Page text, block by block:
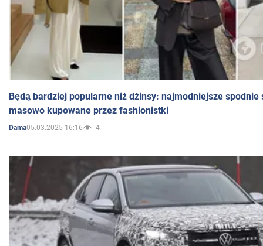
Będą bardziej popularne niż dżinsy: najmodniejsze spodnie
masowo kupowane przez fashionistki
Dama05.03.2025 16:16 4